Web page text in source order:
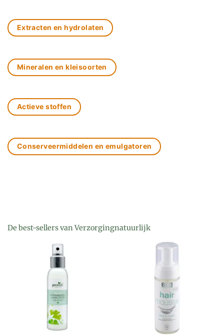
Extracten en hydrolaten
Mineralen en kleisoorten
Actieve stoffen
Conserveermiddelen en emulgatoren
De best-sellers van Verzorgingnatuurlijk